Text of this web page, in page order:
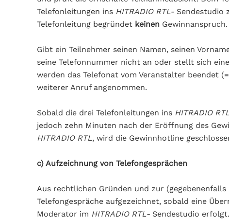
Telefonleitungen ins HITRADIO RTL-Sendestudio
Telefonleitung begründet keinenGewinnanspruch.
Gibt ein Teilnehmer seinen Namen, seinen
seine Telefonnummer nicht an oder stellt sich
werden das Telefonat vom Veranstalter beendet
weiterer Anruf angenommen.
Sobald die drei Telefonleitungen ins HITRADIO
jedoch zehn Minuten nach der Eröffnung des
HITRADIO RTL, wird die Gewinnhotline
c) Aufzeichnung von Telefongesprächen
Aus rechtlichen Gründen und zur
Telefongespräche aufgezeichnet, sobald eine
Moderator im HITRADIO RTL-Sendestudio